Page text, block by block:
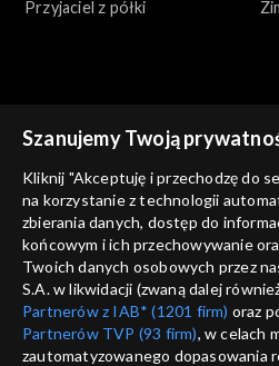
Przyjaciel z półki
Ludzie i ich historie
Gdy mowa polska znaczyła
przetrwanie
Szanujemy Twoją
Kliknij "Akceptuję i przechodzę do
na korzystanie z technologii
zbierania danych, dostęp do
końcowym i ich przechowywanie
Twoich danych osobowych przez
S.A. w likwidacji (zwaną dalej
Partnerów z IAB* (1201 firm) oraz
Partnerów TVP (93 firm), w celach
zautomatyzowanego dopasowania